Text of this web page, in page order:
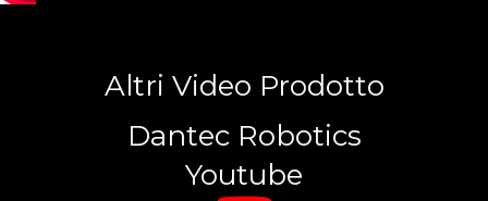
Altri Video Prodotto
Dantec Robotics
Youtube